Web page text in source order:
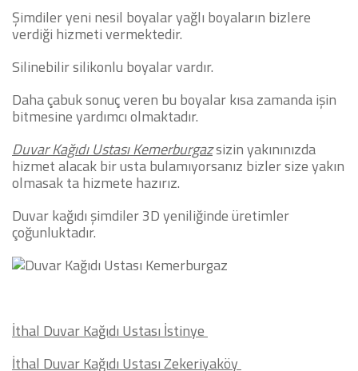
Şimdiler yeni nesil boyalar yağlı boyaların bizlere
verdiği hizmeti vermektedir.
Silinebilir silikonlu boyalar vardır.
Daha çabuk sonuç veren bu boyalar kısa zamanda işin
bitmesine yardımcı olmaktadır.
Duvar Kağıdı Ustası Kemerburgazsizin yakınınızda
hizmet alacak bir usta bulamıyorsanız bizler size yakın
olmasak ta hizmete hazırız.
Duvar kağıdı şimdiler 3D yeniliğinde üretimler
çoğunluktadır.
İthal Duvar Kağıdı Ustası İstinye
İthal Duvar Kağıdı Ustası Zekeriyaköy